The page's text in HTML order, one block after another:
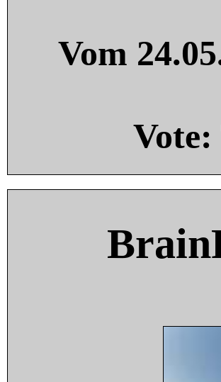
Vom
Vote: